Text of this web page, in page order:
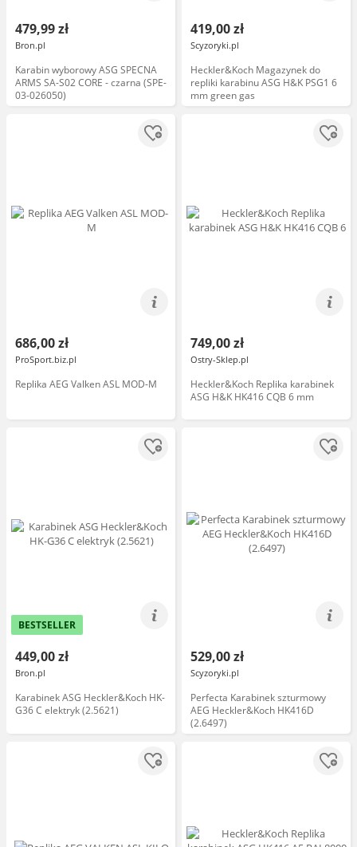
479,99 zł
Bron.pl
Karabin wyborowy ASG SPECNA
ARMS SA-S02 CORE - czarna (SPE-
03-026050)
419,00 zł
Scyzoryki.pl
Heckler&Koch Magazynek do
repliki karabinu ASG H&K PSG1 6
mm green gas
686,00 zł
ProSport.biz.pl
Replika AEG Valken ASL MOD-M
749,00 zł
Ostry-Sklep.pl
Heckler&Koch Replika karabinek
ASG H&K HK416 CQB 6 mm
BESTSELLER
449,00 zł
Bron.pl
Karabinek ASG Heckler&Koch HK-
G36 C elektryk (2.5621)
529,00 zł
Scyzoryki.pl
Perfecta Karabinek szturmowy
AEG Heckler&Koch HK416D
(2.6497)